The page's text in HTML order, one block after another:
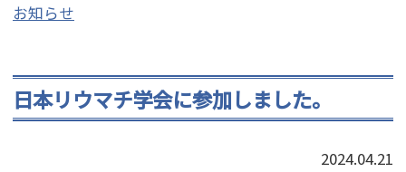
お知らせ
日本リウマチ学会に参加しました。
2024.04.21